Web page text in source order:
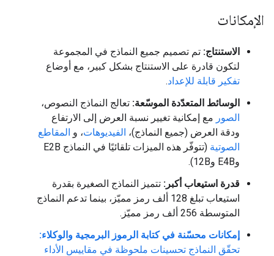
الإمكانات
الاستنتاج: تم تصميم جميع النماذج في المجموعة
لتكون قادرة على الاستنتاج بشكل كبير، مع أوضاع
تفكير قابلة للإعداد.
الوسائط المتعدّدة الموسّعة: تعالج النماذج النصوص،
الصور مع إمكانية تغيير نسبة العرض إلى الارتفاع
ودقة العرض (جميع النماذج)، الفيديوهات، و المقاطع
الصوتية
(تتوفّر هذه الميزات تلقائيًا في النماذج E2B
وE4B و12B).
قدرة استيعاب أكبر: تتميز النماذج الصغيرة بقدرة
استيعاب تبلغ 128 ألف رمز مميّز، بينما تدعم النماذج
المتوسطة 256 ألف رمز مميّز.
إمكانات محسّنة في كتابة الرموز البرمجية والوكلاء:
تحقّق النماذج تحسينات ملحوظة في مقاييس الأداء